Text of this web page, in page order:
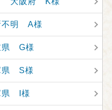
不明 A様
県 G様
県 S様
県 I様